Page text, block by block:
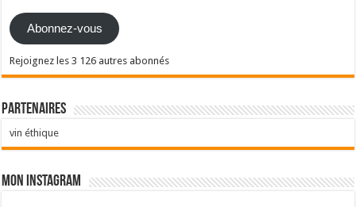
Abonnez-vous
Rejoignez les 3 126 autres abonnés
Partenaires
vin éthique
Mon Instagram